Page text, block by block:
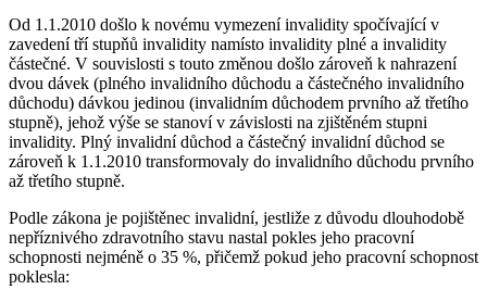
Od 1.1.2010 došlo k novému vymezení invalidity spočívající v
zavedení tří stupňů invalidity namísto invalidity plné a invalidity
částečné. V souvislosti s touto změnou došlo zároveň k nahrazení
dvou dávek (plného invalidního důchodu a částečného invalidního
důchodu) dávkou jedinou (invalidním důchodem prvního až třetího
stupně), jehož výše se stanoví v závislosti na zjištěném stupni
invalidity. Plný invalidní důchod a částečný invalidní důchod se
zároveň k 1.1.2010 transformovaly do invalidního důchodu prvního
až třetího stupně.
Podle zákona je pojištěnec invalidní, jestliže z důvodu dlouhodobě
nepříznivého zdravotního stavu nastal pokles jeho pracovní
schopnosti nejméně o 35 %, přičemž pokud jeho pracovní schopnost
poklesla: